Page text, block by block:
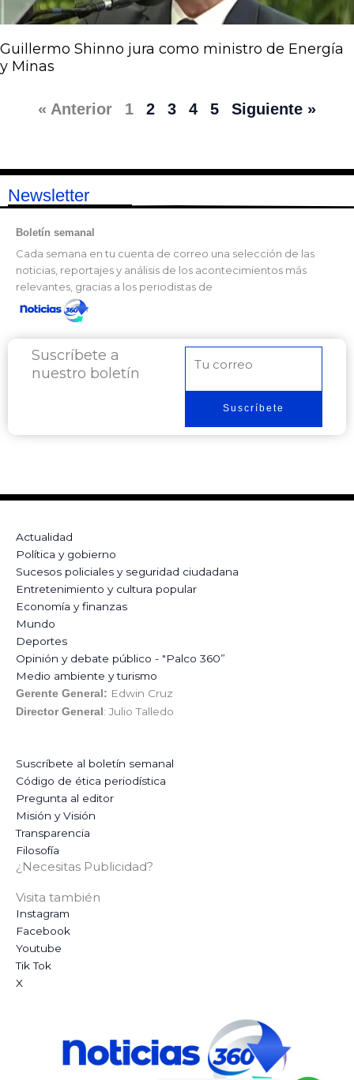
Guillermo Shinno jura como ministro de Energía
y Minas
« Anterior 1 2 3 4 5 Siguiente »
Newsletter
Boletín semanal
Cada semana en tu cuenta de correo una selección de las
noticias, reportajes y análisis de los acontecimientos más
relevantes, gracias a los periodistas de
Suscríbete a
nuestro boletín
electrónico
Suscríbete
Actualidad
Política y gobierno
Sucesos policiales y seguridad ciudadana
Entretenimiento y cultura popular
Economía y finanzas
Mundo
Deportes
Opinión y debate público - "Palco 360”
Medio ambiente y turismo
Gerente General: Edwin Cruz
Director General: Julio Talledo
Suscríbete al boletín semanal
Código de ética periodística
Pregunta al editor
Misión y Visión
Transparencia
Filosofía
¿Necesitas Publicidad?
Visita también
Instagram
Facebook
Youtube
Tik Tok
X